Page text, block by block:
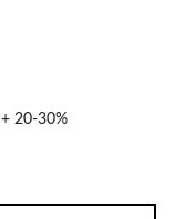
20-30%